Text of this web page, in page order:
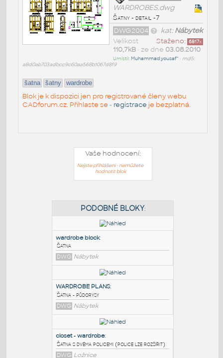
WARDROBES.dwg
Šatny - detail -7
kat:Nábytek
DWG2004
Staženo: 6817x
Velikost
110,7kB• ze dne 03.08.2010
Umístil: Muhammad yousaf^ • md5:
a8d0ab703adbcc9c60aa568b1067d8f9
šatna šatny wardrobe
Blok je k dispozici jen pro registrované členy webu
CADforum.cz. Přihlaste se - registrace je bezplatná.
Vaše hodnocení:
Nejste přihlášeni - nemůžete
hodnotit blok
PODOBNÉ BLOKY
wardrobe block:
DWG Nábytek